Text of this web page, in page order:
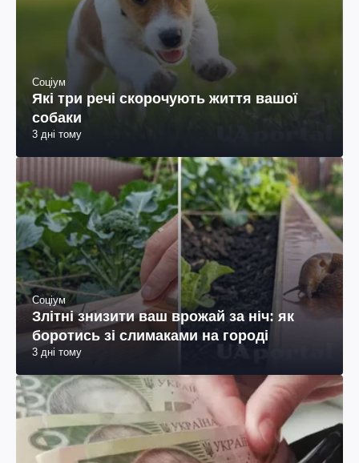
Соціум
Які три речі скорочують життя вашої
собаки
3 дні тому
Соціум
Злітні знизити ваш врожай за ніч: як
боротись зі слимаками на городі
3 дні тому